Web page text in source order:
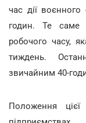
час дії
годин. Те саме
робочого часу,
тиждень.
звичайним 40-
Положення